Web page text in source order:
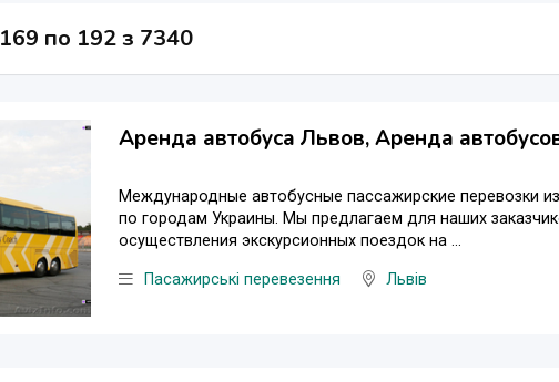
169 по 192 з 7340
Аренда автобуса Львов, Аренда
Международные автобусные пассажирские перевозки
по городам Украины. Мы предлагаем для наших
осуществления экскурсионных поездок на ...
Пасажирські перевезення Львів